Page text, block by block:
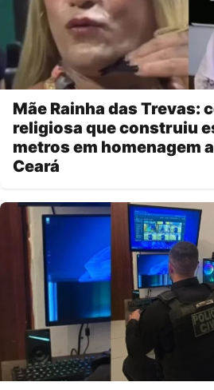
Mãe Rainha das Trevas:
religiosa que construiu
metros em homenagem
Ceará